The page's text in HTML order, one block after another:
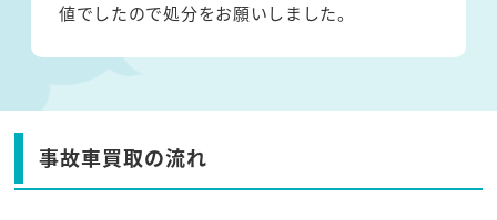
値でしたので処分をお願いしました。
事故車買取の流れ